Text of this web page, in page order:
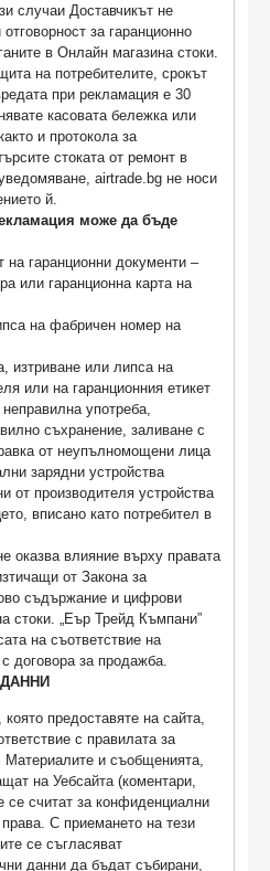
случаи Доставчикът не
за гаранционно
в Онлайн магазина стоки.
на потребителите, срокът
при рекламация е 30
касовата бележка или
и протокола за
стоката от ремонт в
airtrade.bg не носи
й.
може да бъде
на гаранционни документи –
или гаранционна карта на
на фабричен номер на
изтриване или липса на
или на гаранционния етикет
употреба,
съхранение, заливане с
от неупълномощени лица
зарядни устройства
от производителя устройства
вписано като потребител в
оказва влияние върху правата
от Закона за
съдържание и цифрови
стоки. „Еър Трейд Къмпани”
на съответствие на
договора за продажба.
предоставяте на сайта,
с правилата за
и съобщенията,
на Уебсайта (коментари,
считат за конфиденциални
С приемането на тези
се съгласяват
данни да бъдат събирани,